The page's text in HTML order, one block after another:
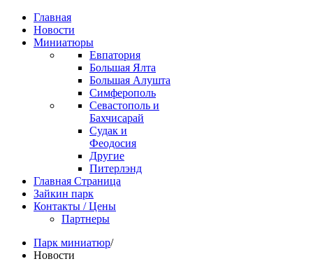
Главная
Новости
Миниатюры
Евпатория
Большая Ялта
Большая Алушта
Симферополь
Севастополь и
Бахчисарай
Судак и
Феодосия
Другие
Питерлэнд
Главная Страница
Зайкин парк
Контакты / Цены
Партнеры
Парк миниатюр/
Новости